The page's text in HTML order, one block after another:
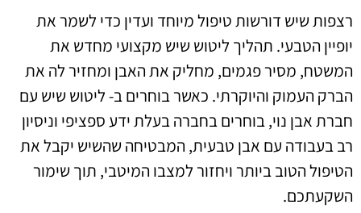
רצפות שיש דורשות טיפול מיוחד ועדין כדי לשמר את
יופיין הטבעי. תהליך ליטוש שיש מקצועי מחדש את
המשטח, מסיר פגמים, מחליק את האבן ומחזיר לה את
הברק העמוק והיוקרתי. כאשר בוחרים ב- ליטוש שיש עם
חברת אבן נוי, בוחרים בחברה בעלת ידע ספציפי וניסיון
רב בעבודה עם אבן טבעית, המבטיחה שהשיש יקבל את
הטיפול הטוב ביותר ויחזור למצבו המיטבי, תוך שימור
השקעתכם.